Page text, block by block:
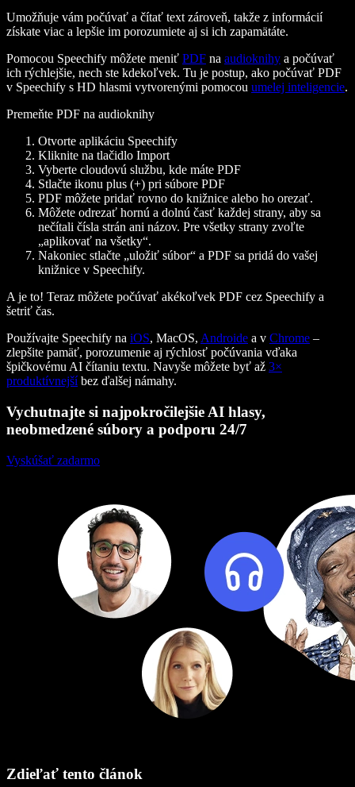
Umožňuje vám počúvať a čítať text zároveň, takže z informácií
získate viac a lepšie im porozumiete aj si ich zapamätáte.
Pomocou Speechify môžete meniť PDF na audioknihy a počúvať
ich rýchlejšie, nech ste kdekoľvek. Tu je postup, ako počúvať PDF
v Speechify s HD hlasmi vytvorenými pomocou umelej inteligencie.
Premeňte PDF na audioknihy
Otvorte aplikáciu Speechify
Kliknite na tlačidlo Import
Vyberte cloudovú službu, kde máte PDF
Stlačte ikonu plus (+) pri súbore PDF
PDF môžete pridať rovno do knižnice alebo ho orezať.
Môžete odrezať hornú a dolnú časť každej strany, aby sa
nečítali čísla strán ani názov. Pre všetky strany zvoľte
„aplikovať na všetky“.
Nakoniec stlačte „uložiť súbor“ a PDF sa pridá do vašej
knižnice v Speechify.
A je to! Teraz môžete počúvať akékoľvek PDF cez Speechify a
šetriť čas.
Používajte Speechify na iOS, MacOS, Androide a v Chrome –
zlepšite pamäť, porozumenie aj rýchlosť počúvania vďaka
špičkovému AI čítaniu textu. Navyše môžete byť až 3×
produktívnejšíbez ďalšej námahy.
Vychutnajte si najpokročilejšie AI hlasy,
neobmedzené súbory a podporu 24/7
Vyskúšať zadarmo
Zdieľať tento článok